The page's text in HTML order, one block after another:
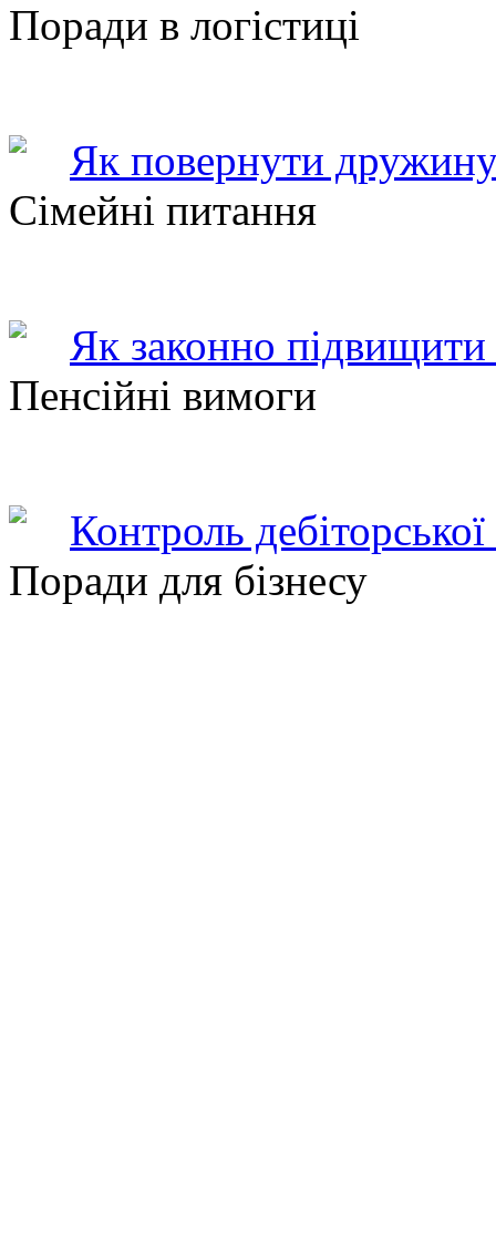
Поради в логістиці
Як повернути
Сімейні питання
Як законно підвищити
Пенсійні вимоги
Контроль
Поради для бізнесу